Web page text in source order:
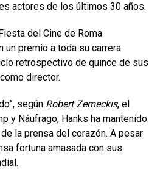
actores de los últimos 30 años.
del Cine de Roma
un premio a toda su carrera
retrospectivo de quince de sus
director.
según Robert Zemeckis, el
y Náufrago, Hanks ha mantenido
la prensa del corazón. A pesar
fortuna amasada con sus